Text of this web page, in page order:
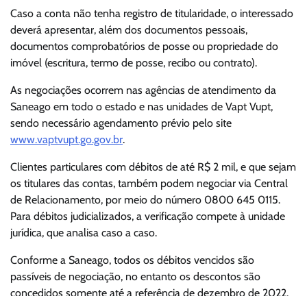
Caso a conta não tenha registro de titularidade, o interessado
deverá apresentar, além dos documentos pessoais,
documentos comprobatórios de posse ou propriedade do
imóvel (escritura, termo de posse, recibo ou contrato).
As negociações ocorrem nas agências de atendimento da
Saneago em todo o estado e nas unidades de Vapt Vupt,
sendo necessário agendamento prévio pelo site
www.vaptvupt.go.gov.br.
Clientes particulares com débitos de até R$ 2 mil, e que sejam
os titulares das contas, também podem negociar via Central
de Relacionamento, por meio do número 0800 645 0115.
Para débitos judicializados, a verificação compete à unidade
jurídica, que analisa caso a caso.
Conforme a Saneago, todos os débitos vencidos são
passíveis de negociação, no entanto os descontos são
concedidos somente até a referência de dezembro de 2022.